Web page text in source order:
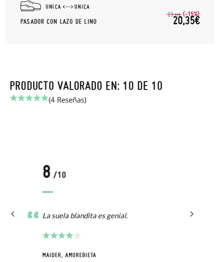
UNICA UNICA
PASADOR CON LAZO DE LINO
23,95€ (-15%)
20,35€
PRODUCTO VALORADO EN: 10 DE 10
(4 Reseñas)
8 /10
La suela blandita es genial.
MAIDER, AMOREBIETA